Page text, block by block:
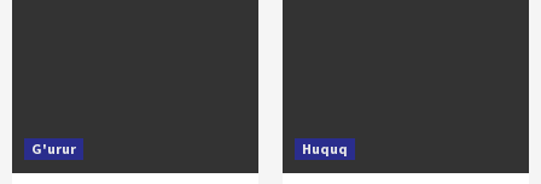
G'urur Huquq